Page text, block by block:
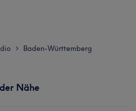
> Baden-Württemberg
Nähe